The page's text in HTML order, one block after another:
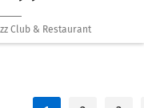
Club & Restaurant